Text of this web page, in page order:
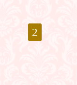
2